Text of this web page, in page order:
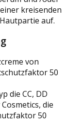
kreisenden
auf.
von
50
die CC, DD
die
50